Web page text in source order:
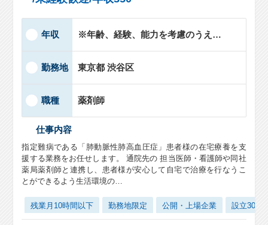
年収 ※年齢、経験、能力を考慮のうえ、…
勤務地 東京都 渋谷区
職種 薬剤師
仕事内容
指定難病である「肺動脈性肺高血圧症」患者様の在宅療養を支
援する業務をお任せします。 通院先の 担当医師・看護師や同社
薬局薬剤師と連携し、患者様が安心して自宅で治療を行なうこ
とができるよう生活環境の…
残業月10時間以下 勤務地限定 公開・上場企業 設立30年